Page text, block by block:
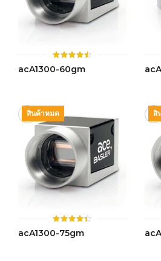
ให้
คะแนน
acA1300-60gm
สินค้าหมด
ให้
คะแนน
acA1300-75gm
สิ